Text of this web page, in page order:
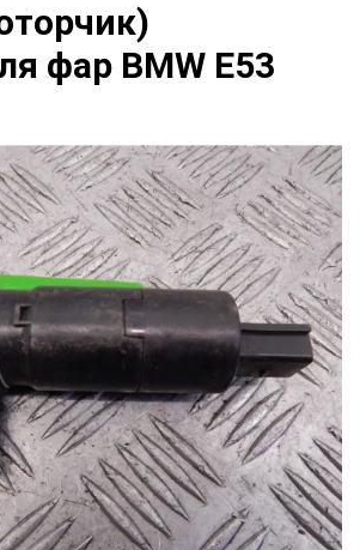
фар BMW E53